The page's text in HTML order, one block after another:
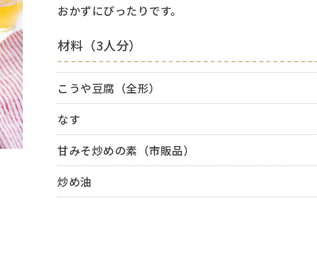
おかずにぴったりです。
材料（3人分）
こうや豆腐（全形）
なす
甘みそ炒めの素（市販品）
炒め油